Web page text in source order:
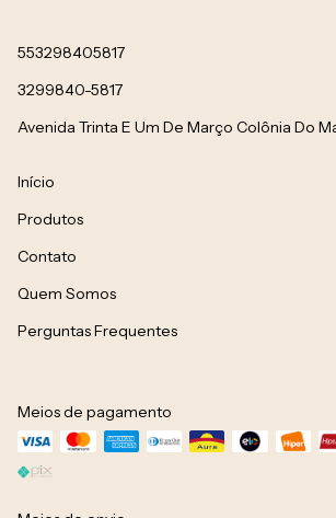
553298405817
3299840-5817
Avenida Trinta E Um De Março Colônia Do
Início
Produtos
Contato
Quem Somos
Perguntas Frequentes
Meios de pagamento